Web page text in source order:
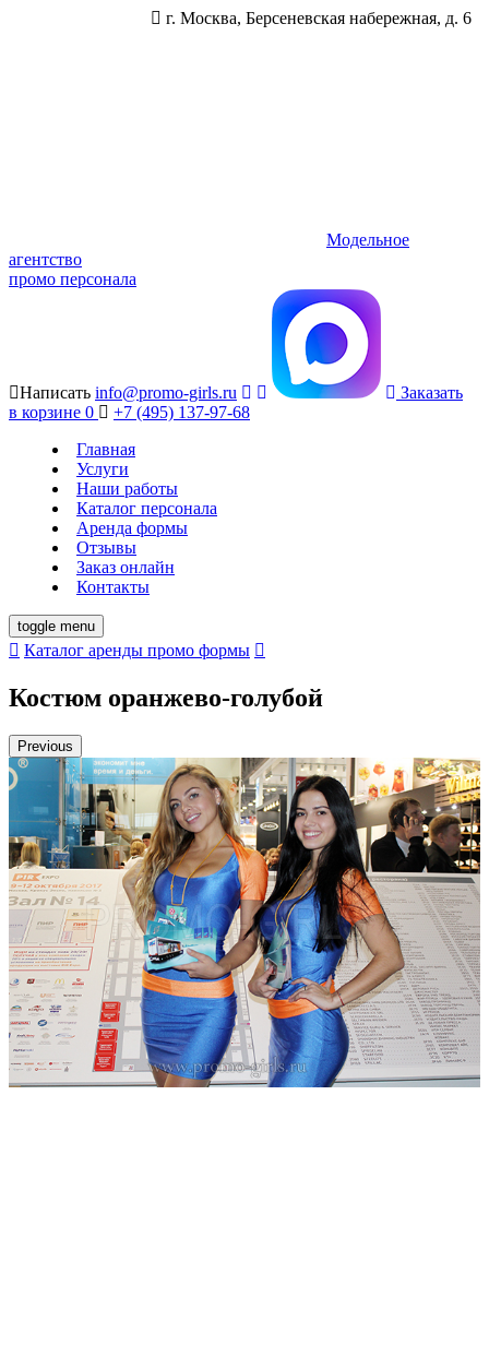
г. Москва, Берсеневская набережная, д. 6
Модельное
агентство
промо персонала
Написать info@promo-girls.ru
Заказать
в корзине 0
+7 (495) 137-97-68
Главная
Услуги
Наши работы
Каталог персонала
Аренда формы
Отзывы
Заказ онлайн
Контакты
toggle menu
Каталог аренды промо формы
Костюм оранжево-голубой
Previous